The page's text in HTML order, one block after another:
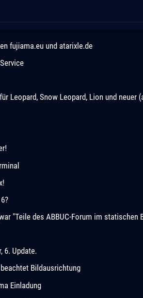
fujiama.eu und atarixle.de
Leopard, Snow Leopard, Lion und neuer
"Teile des ABBUC-Forum im statischen
6. Update.
Bildausrichtung
Einladung